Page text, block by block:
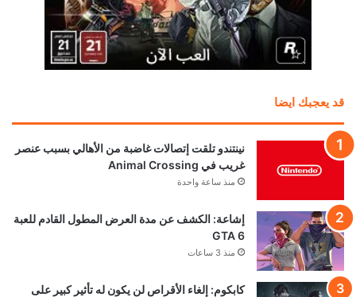
قد يعجبك ايضا
نينتندو تلقت إتصالات غاضبة من الأهالي بسبب عنصر
غريب في Animal Crossing
منذ ساعة واحدة
إشاعة: الكشف عن مدة العرض المطول القادم للعبة
GTA 6
منذ 3 ساعات
كابكوم: إلغاء الأقراص لن يكون له تأثير كبير على